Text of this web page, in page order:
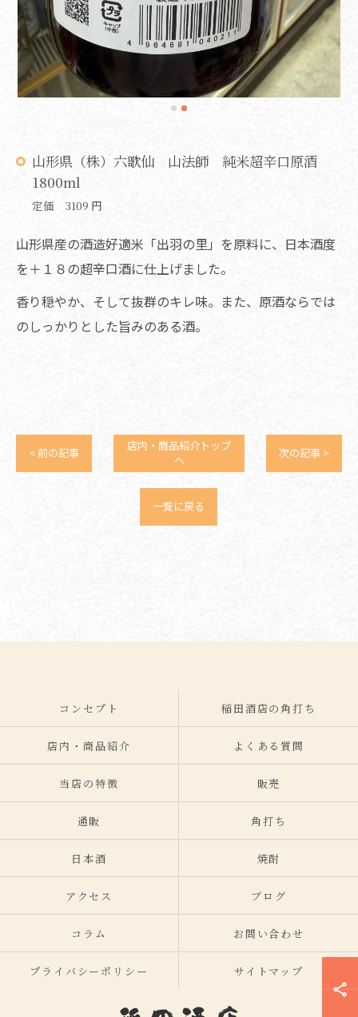
山形県（株）六歌仙 山法師 純米超辛口原酒
1800ml
定価 3109 円
山形県産の酒造好適米「出羽の里」を原料に、日本酒度
を＋１８の超辛口酒に仕上げました。
香り穏やか、そして抜群のキレ味。また、原酒ならでは
のしっかりとした旨みのある酒。
< 前の記事
店内・商品紹介トップ
へ
次の記事 >
一覧に戻る
コンセプト 稲田酒店の角打ち
店内・商品紹介 よくある質問
当店の特徴 販売
通販 角打ち
日本酒 焼酎
アクセス ブログ
コラム お問い合わせ
プライバシーポリシー サイトマップ